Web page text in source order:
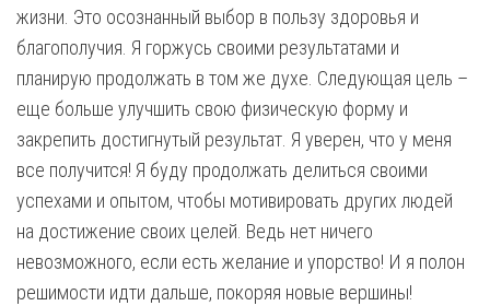
жизни. Это осознанный выбор в пользу здоровья и
благополучия. Я горжусь своими результатами и
планирую продолжать в том же духе. Следующая цель –
еще больше улучшить свою физическую форму и
закрепить достигнутый результат. Я уверен, что у меня
все получится! Я буду продолжать делиться своими
успехами и опытом, чтобы мотивировать других людей
на достижение своих целей. Ведь нет ничего
невозможного, если есть желание и упорство! И я полон
решимости идти дальше, покоряя новые вершины!